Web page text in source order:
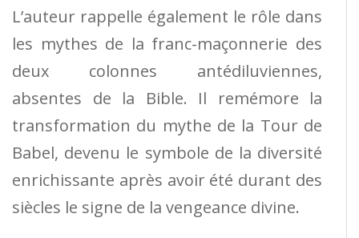
L’auteur rappelle également le rôle dans
les mythes de la franc-maçonnerie des
deux colonnes antédiluviennes,
absentes de la Bible. Il remémore la
transformation du mythe de la Tour de
Babel, devenu le symbole de la diversité
enrichissante après avoir été durant des
siècles le signe de la vengeance divine.